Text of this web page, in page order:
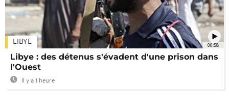
00:58
LIBYE
Libye : des détenus s'évadent d'une prison dans
l'Ouest
Il y a 1 heure